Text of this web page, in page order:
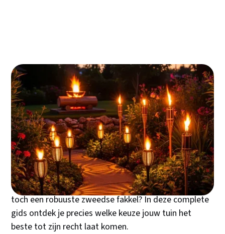
Een warme zomeravond, vrienden op het terras, en
die perfecte sfeerverlichting die alles magisch maakt.
Tuinfakkels transformeren elke tuin in een gezellige
buitenkamer waar je graag vertoeft tot diep in de
nacht.
Maar welke tuinfakkel past bij jouw situatie? Solar
voor gemak, bamboe voor authentieke warmte, of
toch een robuuste zweedse fakkel? In deze complete
gids ontdek je precies welke keuze jouw tuin het
beste tot zijn recht laat komen.